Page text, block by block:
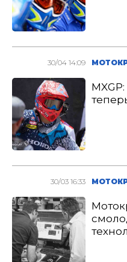
30/04 14:09
30/03 16:33